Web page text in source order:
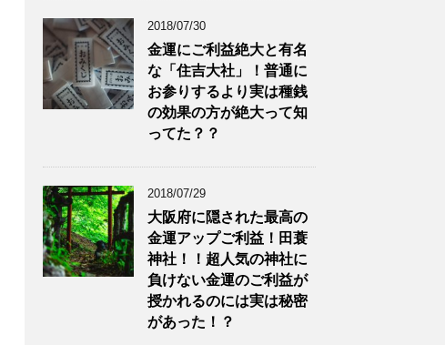
2018/07/30
金運にご利益絶大と有名
な「住吉大社」！普通に
お参りするより実は種銭
の効果の方が絶大って知
ってた？？
2018/07/29
大阪府に隠された最高の
金運アップご利益！田蓑
神社！！超人気の神社に
負けない金運のご利益が
授かれるのには実は秘密
があった！？